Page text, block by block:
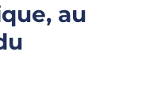
au